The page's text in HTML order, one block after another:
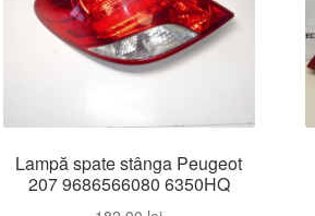
Lampă spate stânga Peugeot
207 9686566080 6350HQ